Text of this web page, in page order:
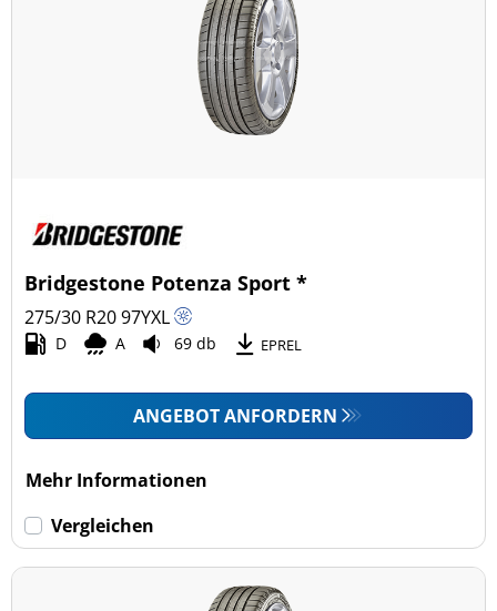
Bridgestone Potenza Sport *
275/30 R2097YXL
D A 69 db EPREL
ANGEBOT ANFORDERN
Mehr Informationen
Vergleichen